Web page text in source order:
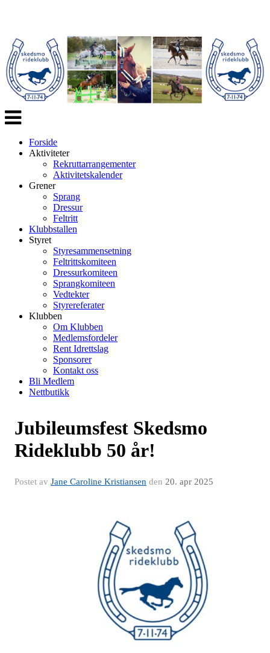
Veksle
navigasjon
Forside
Aktiviteter
Rekruttarrangementer
Aktivitetskalender
Grener
Sprang
Dressur
Feltritt
Klubbstallen
Styret
Styresammensetning
Feltrittskomiteen
Dressurkomiteen
Sprangkomiteen
Vedtekter
Styrereferater
Klubben
Om Klubben
Medlemsfordeler
Rent Idrettslag
Sponsorer
Kontakt oss
Bli Medlem
Nettbutikk
Jubileumsfest Skedsmo
Rideklubb 50 år!
Postet av Jane Caroline Kristiansen den 20. apr 2025